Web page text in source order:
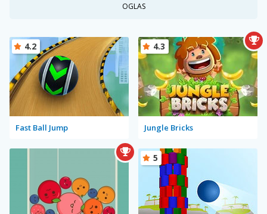
OGLAS
Fast Ball Jump
4.2
Jungle Bricks
4.3
5